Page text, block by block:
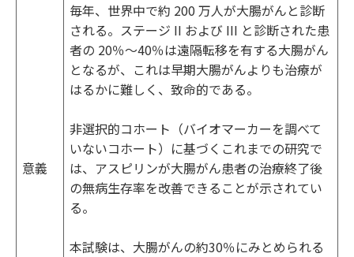
意義
毎年、世界中で約 200 万人が大腸がんと診断
される。ステージ II および III と診断された患
者の 20％～40％は遠隔転移を有する大腸がん
となるが、これは早期大腸がんよりも治療が
はるかに難しく、致命的である。
非選択的コホート（バイオマーカーを調べて
いないコホート）に基づくこれまでの研究で
は、アスピリンが大腸がん患者の治療終了後
の無病生存率を改善できることが示されてい
る。
本試験は、大腸がんの約30％にみとめられる